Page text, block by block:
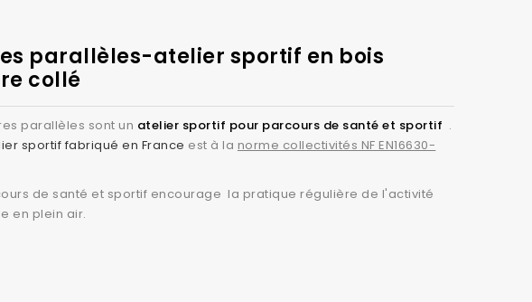
parallèles-atelier sportif en bois
collé
parallèles sont un atelier sportif pour parcours de santé et sportif .
sportif fabriqué en France est à la norme collectivités NF EN16630-
de santé et sportif encourage la pratique régulière de l'activité
en plein air.